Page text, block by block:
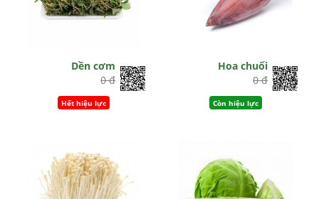
Dền cơm
0 đ
Hết hiệu lực
Hoa chuối
0 đ
Còn hiệu lực